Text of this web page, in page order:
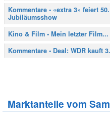
Kommentare • «extra 3» feiert
Jubiläumsshow
Kino & Film • Mein letzter Film...
Kommentare • Deal: WDR kauft
Marktanteile vom